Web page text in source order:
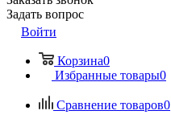
Задать вопрос
Войти
Корзина0
Избранные товары0
Сравнение товаров0